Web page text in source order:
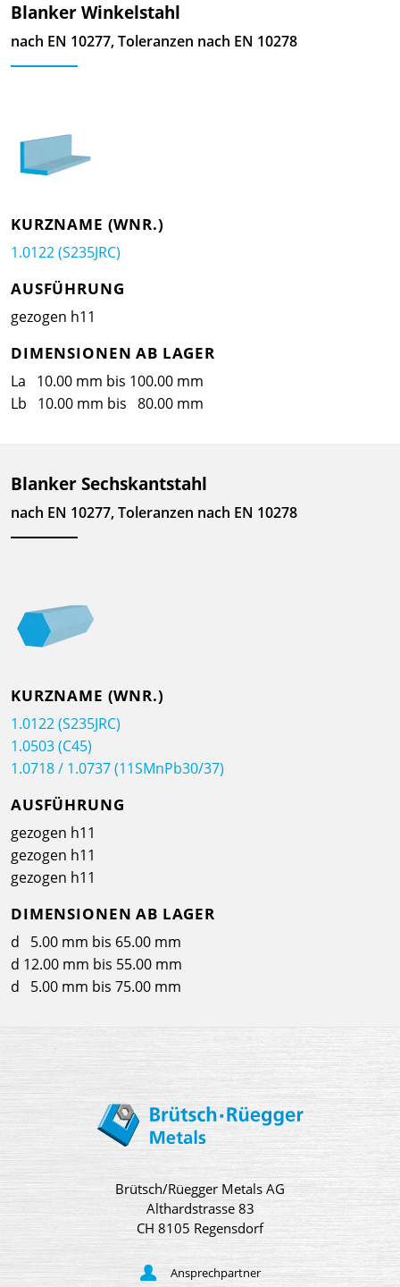
Blanker Winkelstahl
nach EN 10277, Toleranzen nach EN 10278
KURZNAME (WNR.)
1.0122 (S235JRC)
AUSFÜHRUNG
gezogen h11
DIMENSIONEN AB LAGER
La 10.00 mm bis 100.00 mm
Lb 10.00 mm bis 80.00 mm
Blanker Sechskantstahl
nach EN 10277, Toleranzen nach EN 10278
KURZNAME (WNR.)
1.0122 (S235JRC)
1.0503 (C45)
1.0718 / 1.0737 (11SMnPb30/37)
AUSFÜHRUNG
gezogen h11
gezogen h11
gezogen h11
DIMENSIONEN AB LAGER
d 5.00 mm bis 65.00 mm
d 12.00 mm bis 55.00 mm
d 5.00 mm bis 75.00 mm
Brütsch/Rüegger Metals AG
Althardstrasse 83
CH 8105 Regensdorf
Ansprechpartner